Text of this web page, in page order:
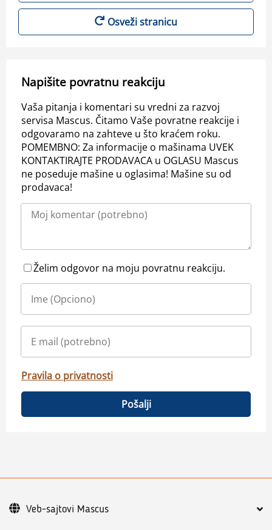
Osveži stranicu
Napišite povratnu reakciju
Vaša pitanja i komentari su vredni za razvoj
servisa Mascus. Čitamo Vaše povratne reakcije i
odgovaramo na zahteve u što kraćem roku.
POMEMBNO: Za informacije o mašinama UVEK
KONTAKTIRAJTE PRODAVACA u OGLASU Mascus
ne poseduje mašine u oglasima! Mašine su od
prodavaca!
Želim odgovor na moju povratnu reakciju.
Pravila o privatnosti
Pošalji
Veb-sajtovi Mascus